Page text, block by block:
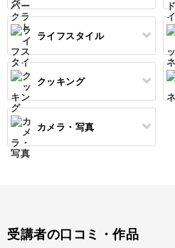
リボン刺繍
ビーズ刺繍
フランス刺繍
ソウタシエ
パステルアート
色鉛筆
油絵
水彩画
ネイルケア
ジェルネイル
レジンアクセサリー
ワイヤーアクセサリー
ビーズアクセサリー
マーブルキャンドル
スイーツキャンドル
ソイキャンドル
ジェルキャンドル
アロマキャンドル
レタリング
ポーセラーツ
トールペイント
上絵付け
ペン字
筆文字
すべて
ペーパーアート
切り絵
ラッピング
すべて
石鹸作り
羊毛フェルト
カービング
ライフスタイル
すべて
整理収納・片付け
多肉植物
金継ぎ
すべて
フィットネス
ダンス
ヨガ
クッキング
すべて
洋菓子
すべて
EC・集客
カメラ・写真
受講者の口コミ・作品